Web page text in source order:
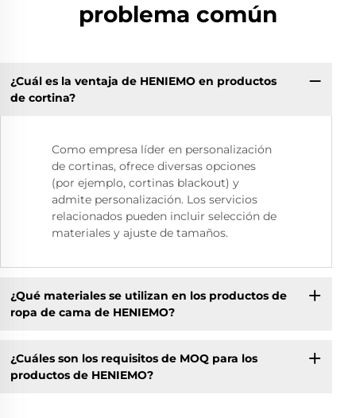
problema común
¿Cuál es la ventaja de HENIEMO en productos
de cortina?
Como empresa líder en personalización
de cortinas, ofrece diversas opciones
(por ejemplo, cortinas blackout) y
admite personalización. Los servicios
relacionados pueden incluir selección de
materiales y ajuste de tamaños.
¿Qué materiales se utilizan en los productos de
ropa de cama de HENIEMO?
¿Cuáles son los requisitos de MOQ para los
productos de HENIEMO?